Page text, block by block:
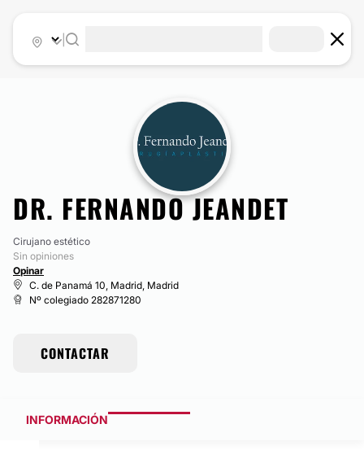
DR. FERNANDO JEANDET
Cirujano estético
Sin opiniones
Opinar
C. de Panamá 10, Madrid, Madrid
Nº colegiado 282871280
CONTACTAR
INFORMACIÓN